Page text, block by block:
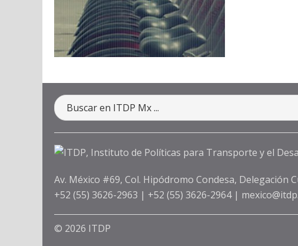
Av. México #69, Col. Hipódromo Condesa, Delegación
+52 (55) 3626-2963 | +52 (55) 3626-2964|
© 2026 ITDP